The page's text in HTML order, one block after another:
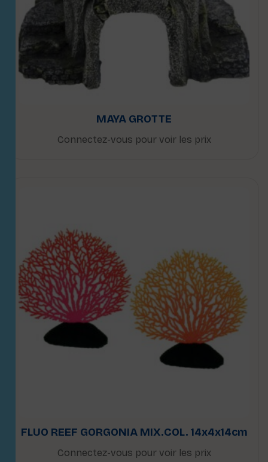
MAYA GROTTE
Connectez-vous pour voir les prix
FLUO REEF GORGONIA MIX.COL. 14x4x14cm
Connectez-vous pour voir les prix